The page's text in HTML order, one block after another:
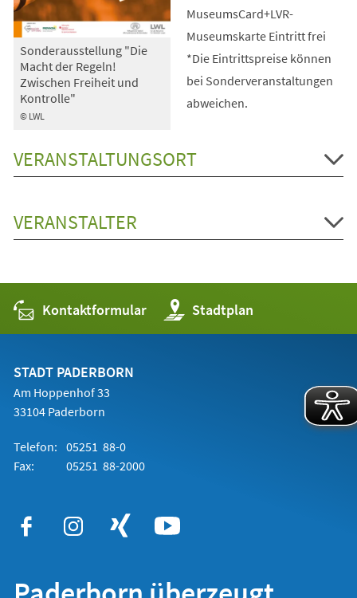
© LWL
Sonderausstellung "Die
Macht der Regeln!
Zwischen Freiheit und
Kontrolle"
MuseumsCard+LVR-
Museumskarte Eintritt frei
*Die Eintrittspreise können
bei Sonderveranstaltungen
abweichen.
VERANSTALTUNGSORT
VERANSTALTER
Kontaktformular Stadtplan
(Öffnet
in
einem
STADT PADERBORN
Am Hoppenhof 33
33104 Paderborn
Telefon: 05251 88-0
Fax:
05251 88-2000